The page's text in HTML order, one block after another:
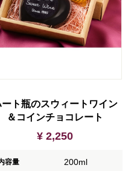
ート瓶のスウィートワイン
＆コインチョコレート
¥ 2,250
容量 200ml